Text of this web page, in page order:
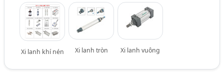
Xi lanh khí nén Xi lanh tròn Xi lanh vuông